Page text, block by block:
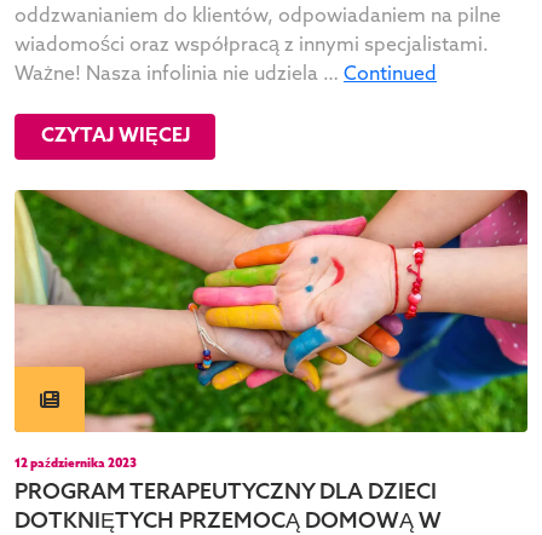
oddzwanianiem do klientów, odpowiadaniem na pilne
wiadomości oraz współpracą z innymi specjalistami.
Ważne! Nasza infolinia nie udziela … Continued
CZYTAJ WIĘCEJ
12 października 2023
PROGRAM TERAPEUTYCZNY DLA DZIECI
DOTKNIĘTYCH PRZEMOCĄ DOMOWĄ W